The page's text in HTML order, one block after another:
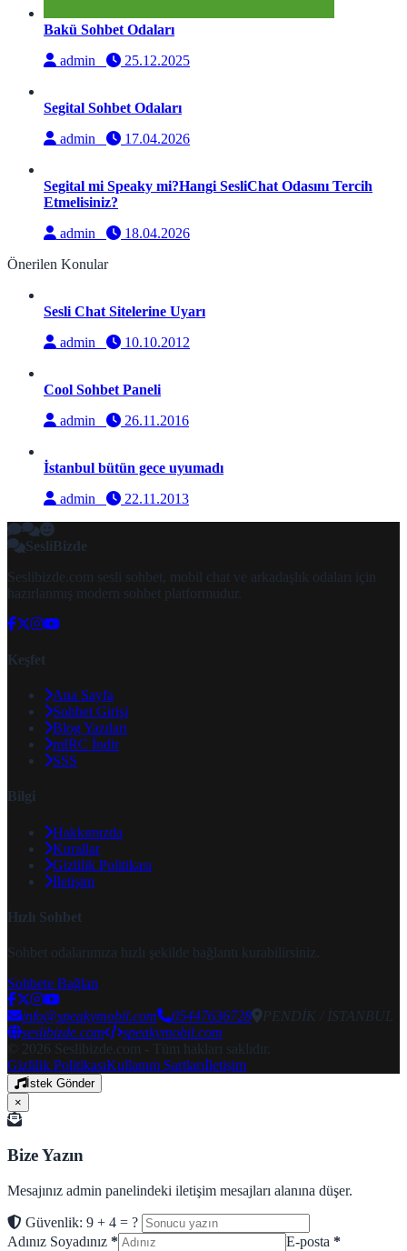
Bakü Sohbet Odaları
admin
25.12.2025
Segital Sohbet Odaları
admin
17.04.2026
Segital mi Speaky mi?Hangi SesliChat Odasını Tercih
Etmelisiniz?
admin
18.04.2026
Önerilen Konular
Sesli Chat Sitelerine Uyarı
admin
10.10.2012
Cool Sohbet Paneli
admin
26.11.2016
İstanbul bütün gece uyumadı
admin
22.11.2013
SesliBizde
Seslibizde.com sesli sohbet, mobil chat ve arkadaşlık odaları için
hazırlanmış modern sohbet platformudur.
Keşfet
Ana Sayfa
Sohbet Girişi
Blog Yazıları
mIRC İndir
SSS
Bilgi
Hakkımızda
Kurallar
Gizlilik Politikası
İletişim
Hızlı Sohbet
Sohbet odalarımıza hızlı şekilde bağlantı kurabilirsiniz.
Sohbete Bağlan
info@speakymobil.com 05447636728
PENDİK / İSTANBUL
seslibizde.com
speakymobil.com
© 2026 Seslibizde.com - Tüm hakları saklıdır.
Gizlilik PolitikasıKullanım Şartlarıİletişim
İstek Gönder
×
Bize Yazın
Mesajınız admin panelindeki iletişim mesajları alanına düşer.
Güvenlik: 9 + 4 = ?
Adınız Soyadınız * E-posta *